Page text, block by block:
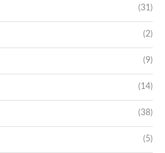
(31)
(2)
(9)
(14)
(38)
(5)